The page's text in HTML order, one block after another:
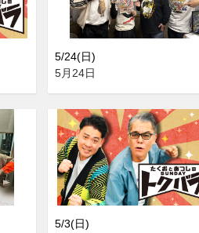
5/24(日)
5月24日
5/3(日)